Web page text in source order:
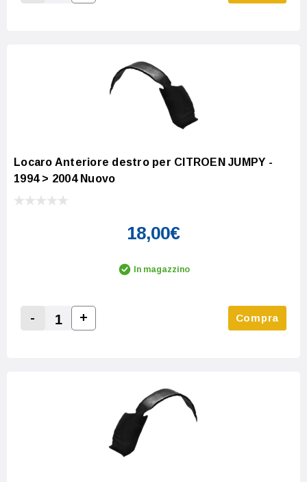
Decrease Quantity:
Increase Quantity:
Locaro Anteriore destro per CITROEN JUMPY -
1994 > 2004 Nuovo
18,00€
In magazzino
Decrease Quantity:
-
Increase Quantity:
+ Compra